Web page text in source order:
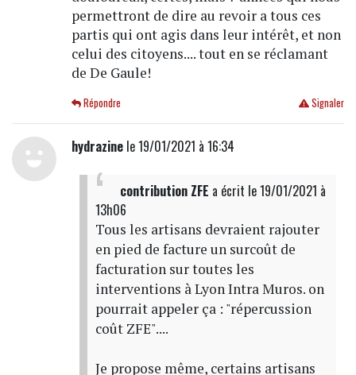
permettront de dire au revoir a tous ces
partis qui ont agis dans leur intérêt, et non
celui des citoyens.... tout en se réclamant
de De Gaule!
Signaler
Répondre
hydrazinele 19/01/2021 à 16:34
contribution ZFE a écrit le 19/01/2021 à
13h06
Tous les artisans devraient rajouter
en pied de facture un surcoût de
facturation sur toutes les
interventions à Lyon Intra Muros. on
pourrait appeler ça : "répercussion
coût ZFE"....
Je propose même, certains artisans